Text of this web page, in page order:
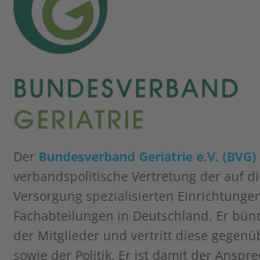
Der Bundesverband Geriatrie e.V. (BVG)
verbandspolitische Vertretung der auf
Versorgung spezialisierten
Fachabteilungen in Deutschland. Er
der Mitglieder und vertritt diese
sowie der Politik. Er ist damit der